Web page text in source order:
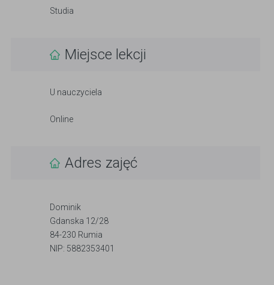
Studia
Miejsce lekcji
U nauczyciela
Online
Adres zajęć
Dominik
Gdanska 12/28
84-230 Rumia
NIP: 5882353401